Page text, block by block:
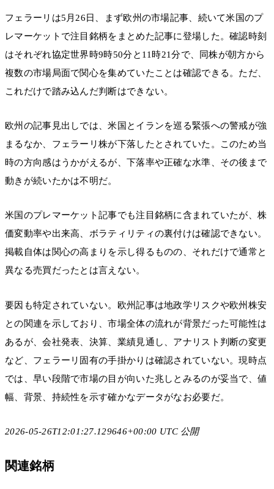
フェラーリは5月26日、まず欧州の市場記事、続いて米国のプ
レマーケットで注目銘柄をまとめた記事に登場した。確認時刻
はそれぞれ協定世界時9時50分と11時21分で、同株が朝方から
複数の市場局面で関心を集めていたことは確認できる。ただ、
これだけで踏み込んだ判断はできない。
欧州の記事見出しでは、米国とイランを巡る緊張への警戒が強
まるなか、フェラーリ株が下落したとされていた。このため当
時の方向感はうかがえるが、下落率や正確な水準、その後まで
動きが続いたかは不明だ。
米国のプレマーケット記事でも注目銘柄に含まれていたが、株
価変動率や出来高、ボラティリティの裏付けは確認できない。
掲載自体は関心の高まりを示し得るものの、それだけで通常と
異なる売買だったとは言えない。
要因も特定されていない。欧州記事は地政学リスクや欧州株安
との関連を示しており、市場全体の流れが背景だった可能性は
あるが、会社発表、決算、業績見通し、アナリスト判断の変更
など、フェラーリ固有の手掛かりは確認されていない。現時点
では、早い段階で市場の目が向いた兆しとみるのが妥当で、値
幅、背景、持続性を示す確かなデータがなお必要だ。
2026-05-26T12:01:27.129646+00:00 UTC 公開
関連銘柄